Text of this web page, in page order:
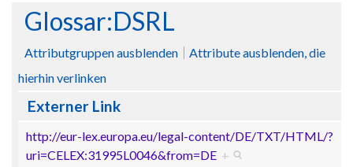
Wechseln zu: Navigation, Suche
Glossar:DSRL
Attributgruppen ausblenden
Attribute ausblenden, die
hierhin verlinken
Externer Link
http://eur-lex.europa.eu/legal-content/DE/TXT/HTML/?
uri=CELEX:31995L0046&from=DE +